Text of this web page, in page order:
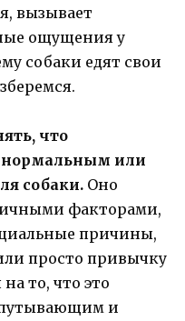
вызывает
ощущения у
собаки едят свои
что
нормальным или
собаки. Оно
факторами,
причины,
просто привычку
то, что это
и